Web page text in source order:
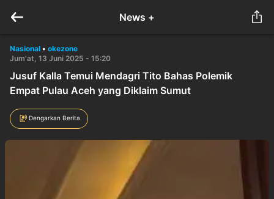
News +
Nasional • okezone
Jum'at, 13 Juni 2025 - 15:20
Jusuf Kalla Temui Mendagri Tito Bahas Polemik
Empat Pulau Aceh yang Diklaim Sumut
Dengarkan Berita